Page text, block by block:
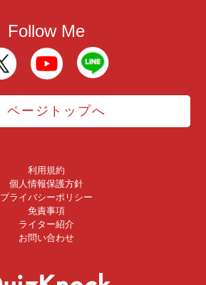
Follow Me
ページトップへ
利用規約
個人情報保護方針
プライバシーポリシー
免責事項
ライター紹介
お問い合わせ